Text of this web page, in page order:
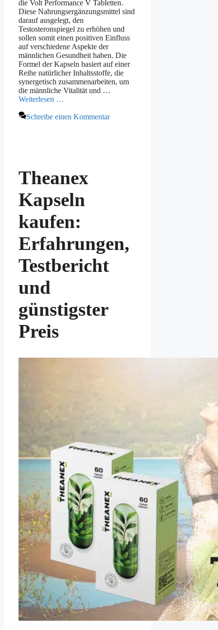
die Volt Performance V Tabletten.
Diese Nahrungsergänzungsmittel sind
darauf ausgelegt, den
Testosteronspiegel zu erhöhen und
sollen somit einen positiven Einfluss
auf verschiedene Aspekte der
männlichen Gesundheit haben. Die
Formel der Kapseln basiert auf einer
Reihe natürlicher Inhaltsstoffe, die
synergetisch zusammenarbeiten, um
die männliche Vitalität und …
Weiterlesen …
Schreibe einen Kommentar
Theanex
Kapseln
kaufen:
Erfahrungen,
Testbericht
und
günstigster
Preis